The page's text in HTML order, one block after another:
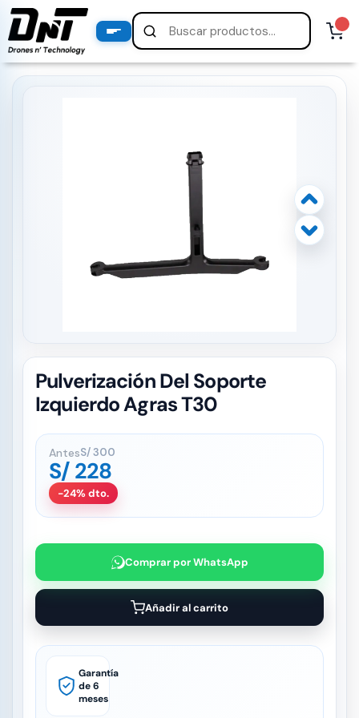
Pulverización Del Soporte
Izquierdo Agras T30
AntesS/300
S/ 228
-24% dto.
Comprar por WhatsApp
Añadir al carrito
Garantía
de 6
meses
PRODUCTOS
productos destacados